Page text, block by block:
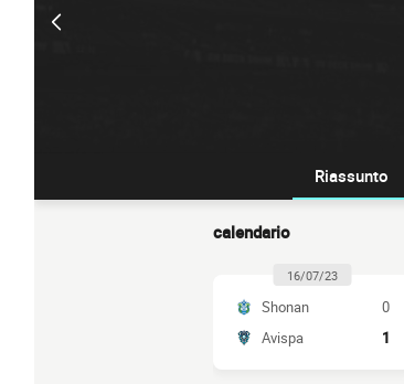
Riassunto
calendario
16/07/23
Shonan
0
Avispa
1